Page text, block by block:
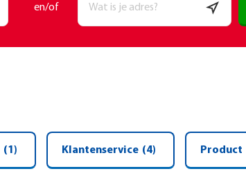
en/of
(1) Klantenservice (4) Product